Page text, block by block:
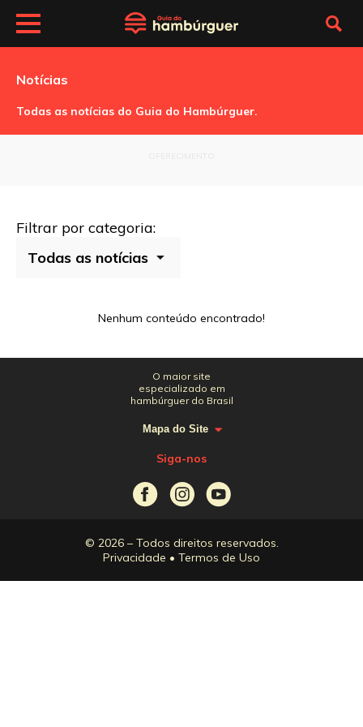
Notícias
Todas as notícias do Guia do Hambúrguer.
Filtrar por categoria:
Nenhum conteúdo encontrado!
O maior site
especializado em
hambúrguer do Brasil
Mapa do Site
Siga-nos
© 2026 – Todos direitos reservados.
Privacidade • Termos de Uso